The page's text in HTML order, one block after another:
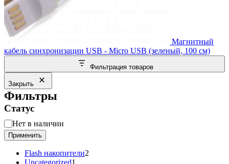
Магнитный
кабель синхронизации USB - Micro USB (зеленый, 100 см)
Фильтрация товаров
Закрыть
Фильтры
Статус
Статус
Нет в наличии
Применить
Flash накопители2
Uncategorized1